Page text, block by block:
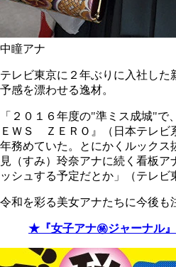
中瞳アナ
テレビ東京に２年ぶりに入社し
予感を漂わせる逸材。
「２０１６年度の"準ミス成城"で
ＥＷＳ ＺＥＲＯ』（日本テレビ
年務めていた。とにかくルックス
見（すみ）玲奈アナに続く看板
ッシュする予定だとか」（テレビ
令和を彩る美女アナたちに今後も
★『女子アナ㊙ジャーナル